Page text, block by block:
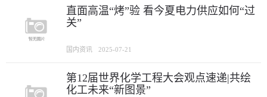
直面高温“烤”验 看今夏电力供应如何“过
关”
国内资讯 2025-07-21
第12届世界化学工程大会观点速递|共绘
化工未来“新图景”